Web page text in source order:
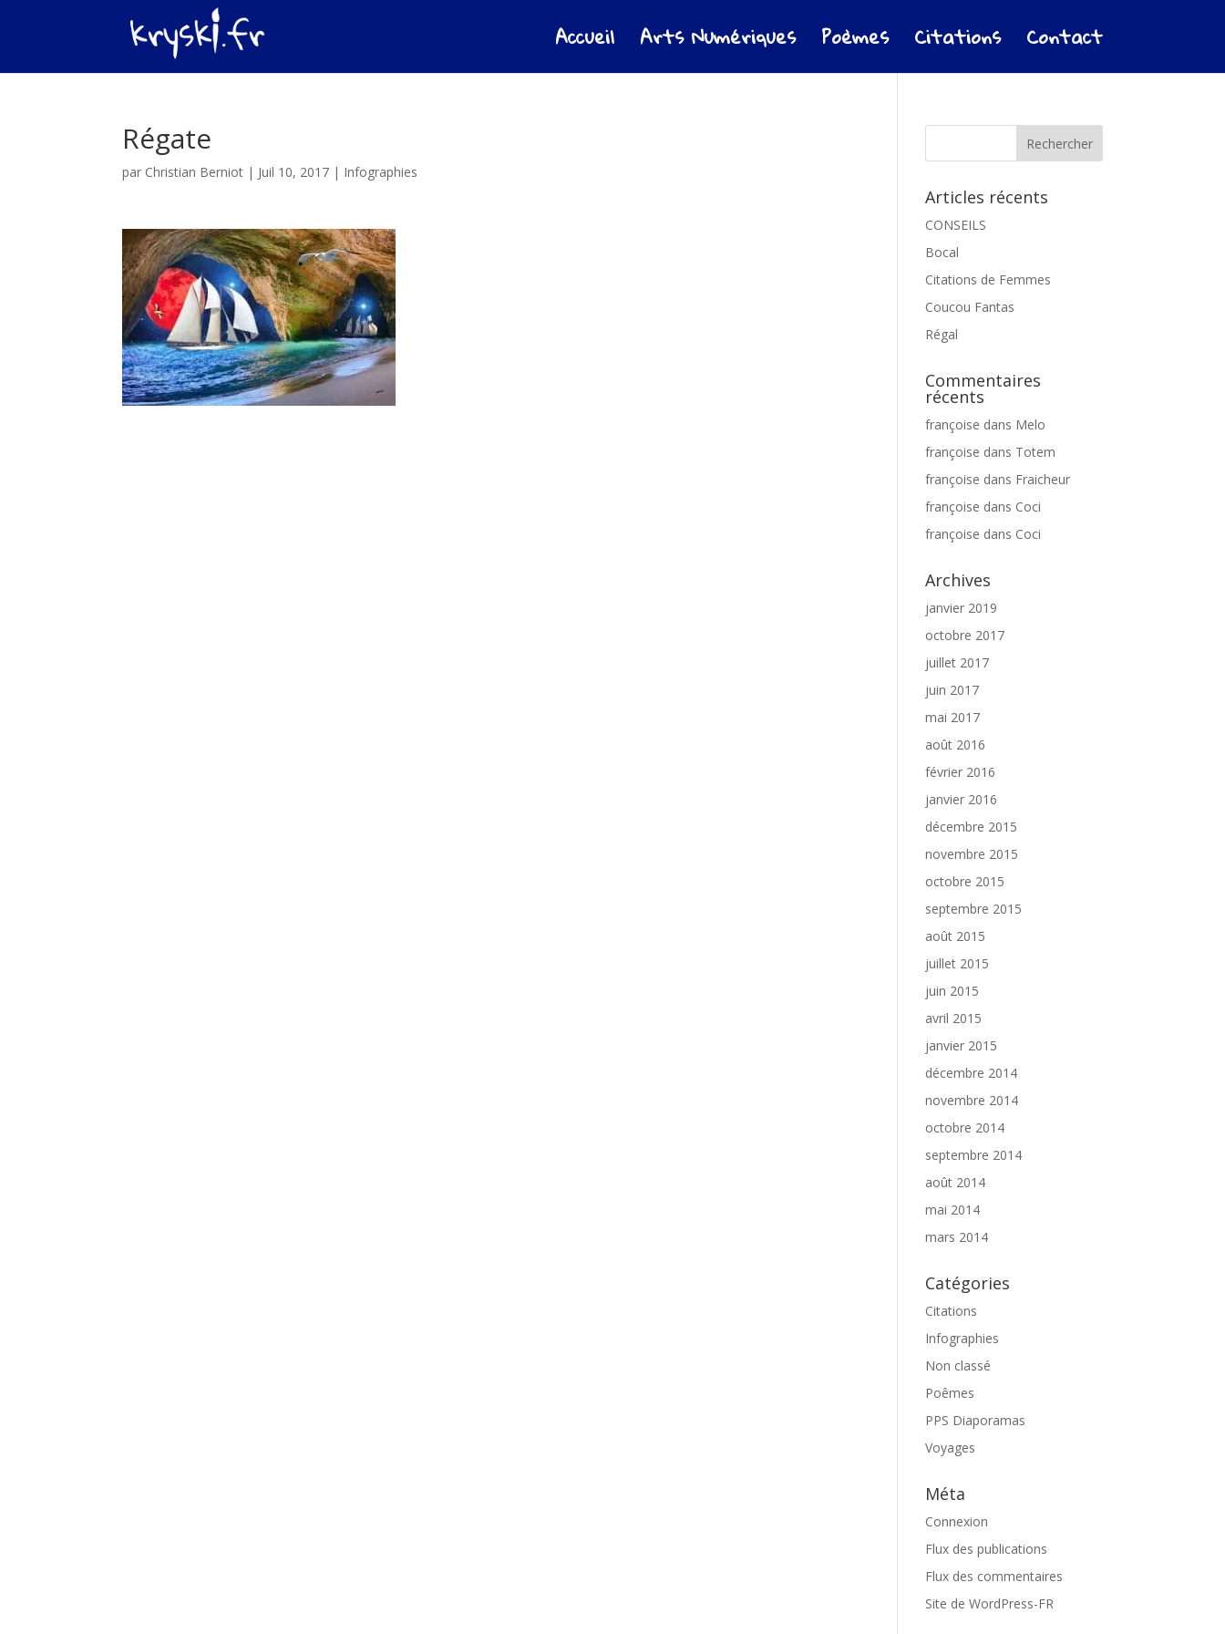
Accueil Arts Numériques Poèmes Citations Contact
Régate
par Christian Berniot | Juil 10, 2017 | Infographies
Articles récents
CONSEILS
Bocal
Citations de Femmes
Coucou Fantas
Régal
Commentaires
récents
françoise dans Melo
françoise dans Totem
françoise dans Fraicheur
françoise dans Coci
françoise dans Coci
Archives
janvier 2019
octobre 2017
juillet 2017
juin 2017
mai 2017
août 2016
février 2016
janvier 2016
décembre 2015
novembre 2015
octobre 2015
septembre 2015
août 2015
juillet 2015
juin 2015
avril 2015
janvier 2015
décembre 2014
novembre 2014
octobre 2014
septembre 2014
août 2014
mai 2014
mars 2014
Catégories
Citations
Infographies
Non classé
Poêmes
PPS Diaporamas
Voyages
Méta
Connexion
Flux des publications
Flux des commentaires
Site de WordPress-FR